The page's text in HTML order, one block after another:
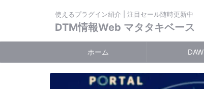
使えるプラグイン紹介 | 注目セール随時更新中
DTM情報Web マタタキベース
ホーム DAW